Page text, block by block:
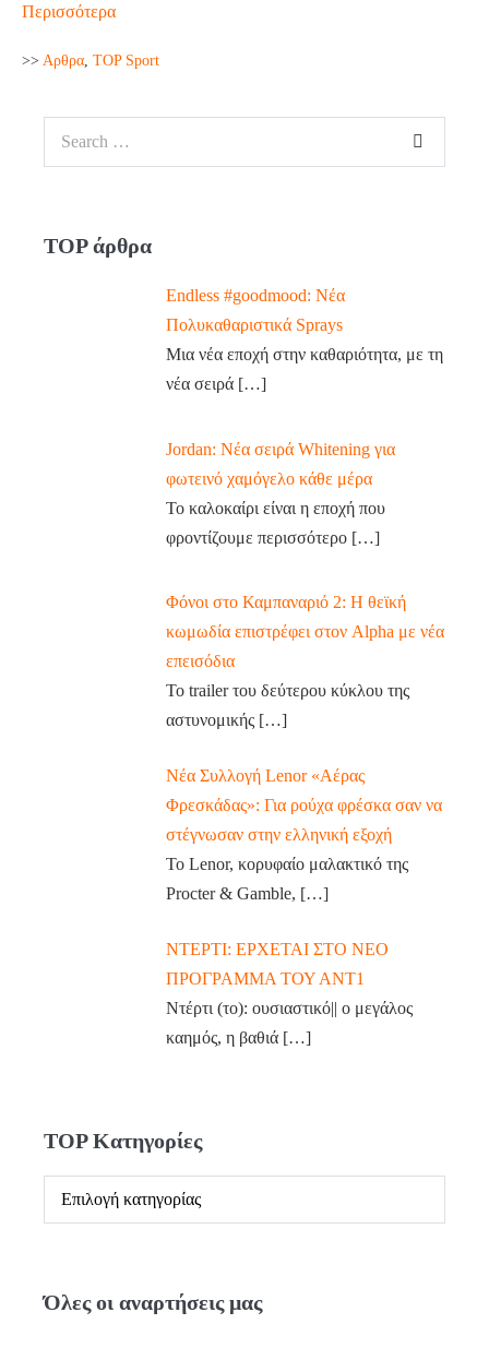
Περισσότερα
>> Aρθρα TOP Sport
TOP άρθρα
Endless #goodmood: Νέα
Πολυκαθαριστικά Sprays
Μια νέα εποχή στην καθαριότητα, με τη
νέα σειρά […]
Jordan: Νέα σειρά Whitening για
φωτεινό χαμόγελο κάθε μέρα
Το καλοκαίρι είναι η εποχή που
φροντίζουμε περισσότερο […]
Φόνοι στο Καμπαναριό 2: Η θεϊκή
κωμωδία επιστρέφει στον Alpha με νέα
επεισόδια
Το trailer του δεύτερου κύκλου της
αστυνομικής […]
Νέα Συλλογή Lenor «Αέρας
Φρεσκάδας»: Για ρούχα φρέσκα σαν να
στέγνωσαν στην ελληνική εξοχή
Το Lenor, κορυφαίο μαλακτικό της
Procter & Gamble, […]
ΝΤΕΡΤΙ: ΕΡΧΕΤΑΙ ΣΤΟ ΝΕΟ
ΠΡΟΓΡΑΜΜΑ ΤΟΥ ΑΝΤ1
Ντέρτι (το): ουσιαστικό|| ο μεγάλος
καημός, η βαθιά […]
TOP Κατηγορίες
Όλες οι αναρτήσεις μας